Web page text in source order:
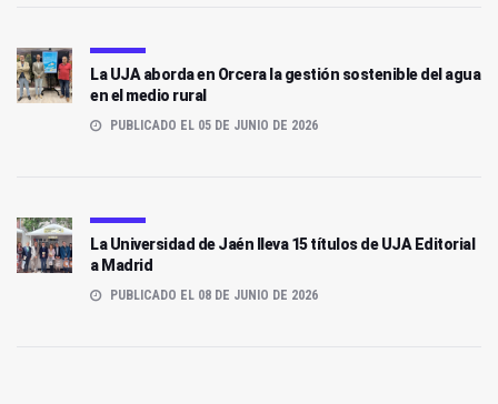
La UJA aborda en Orcera la gestión sostenible del agua
en el medio rural
PUBLICADO EL 05 DE JUNIO DE 2026
La Universidad de Jaén lleva 15 títulos de UJA Editorial
a Madrid
PUBLICADO EL 08 DE JUNIO DE 2026